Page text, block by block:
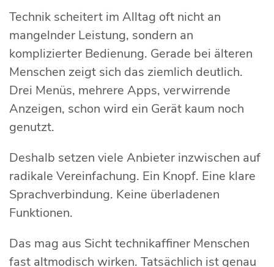
Technik scheitert im Alltag oft nicht an
mangelnder Leistung, sondern an
komplizierter Bedienung. Gerade bei älteren
Menschen zeigt sich das ziemlich deutlich.
Drei Menüs, mehrere Apps, verwirrende
Anzeigen, schon wird ein Gerät kaum noch
genutzt.
Deshalb setzen viele Anbieter inzwischen auf
radikale Vereinfachung. Ein Knopf. Eine klare
Sprachverbindung. Keine überladenen
Funktionen.
Das mag aus Sicht technikaffiner Menschen
fast altmodisch wirken. Tatsächlich ist genau